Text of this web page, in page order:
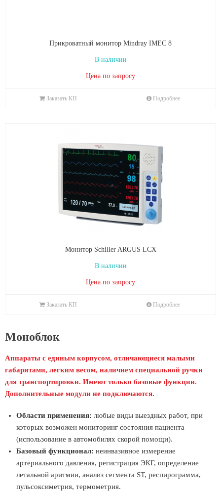
Прикроватный монитор Mindray IMEC 8
В наличии
Цена по запросу
Заказать КП Подробнее
Монитор Schiller ARGUS LCX
В наличии
Цена по запросу
Заказать КП Подробнее
Моноблок
Аппараты с единым корпусом, отличающиеся малыми
габаритами, легким весом, наличием специальной ручки
для транспортировки. Имеют только базовые функции.
Дополнительные модули не подключаются.
Области применения: любые виды выездных работ, при
которых возможен мониторинг состояния пациента
(использование в автомобилях скорой помощи).
Базовый функционал: неинвазивное измерение
артериального давления, регистрация ЭКГ, определение
летальной аритмии, анализ сегмента ST, респирограмма,
пульсоксиметрия, термометрия.